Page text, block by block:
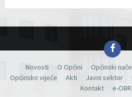
Novosti O Općini Općinski
Općinsko vijeće
Akti Javni sektor
Kontakt
e-